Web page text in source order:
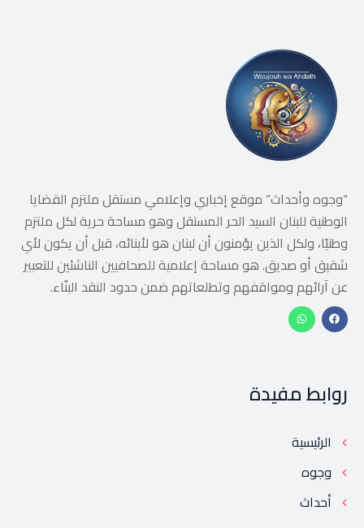
“وجوه وأحداث” موقع إخباري وإعلامي مستقل ملتزم القضايا
الوطنية للبنان السيد الحر المستقل وهو مساحة حرية لكل ملتزم
وطنيًا، ولكل الذين يؤمنون أن لبنان هو لأبنائه، قبل أن يكون لأي
شقيق أو صديق. هو مساحة إعلامية للصحافيين الناشئين للتعبير
عن آرائهم ومواقفهم وتطلعاتهم ضمن حدود النقد البنّاء.
روابط مفيدة
الرئيسية
وجوه
أحداث